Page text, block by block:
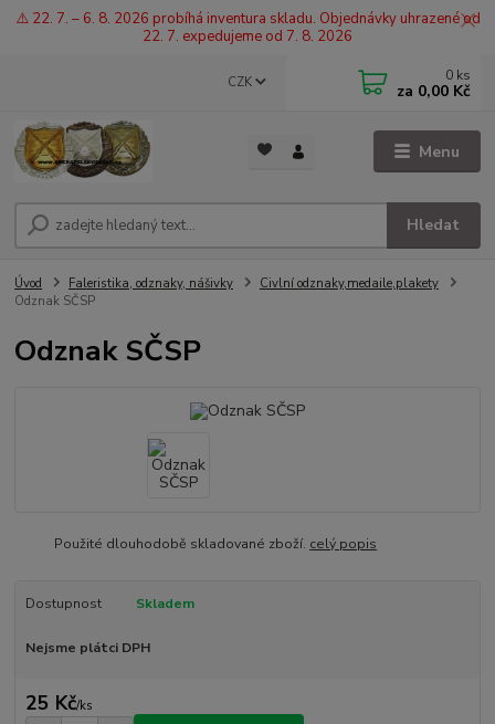
⚠️ 22. 7. – 6. 8. 2026 probíhá inventura skladu. Objednávky uhrazené od
22. 7. expedujeme od 7. 8. 2026
Menu
CZK
Hledat
0 ks
za 0,00 Kč
Úvod Faleristika, odznaky, nášivky
Civlní odznaky,medaile,plakety
Odznak SČSP
Odznak SČSP
Použité dlouhodobě skladované zboží. celý popis
Dostupnost Skladem
Nejsme plátci DPH
25 Kč/ks